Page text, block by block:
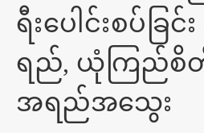
ရီးပေါင်းစပ်ခြင်
ရည်, ယုံကြည်စိတ်
အရည်အသွေး